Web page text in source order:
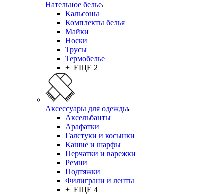
Нательное белье
Кальсоны
Комплекты белья
Майки
Носки
Трусы
Термобелье
+ ЕЩЕ 2
Аксессуары для одежды
Аксельбанты
Арафатки
Галстуки и косынки
Кашне и шарфы
Перчатки и варежки
Ремни
Подтяжки
Филиграни и ленты
+ ЕЩЕ 4